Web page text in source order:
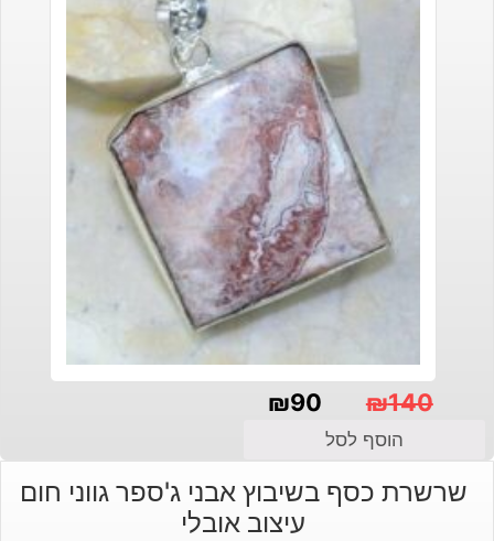
₪140
המקורי
היה:
₪90
הנוכחי
הוא:
הוסף לסל
שרשרת כסף בשיבוץ אבני ג'ספר גווני חום
עיצוב אובלי